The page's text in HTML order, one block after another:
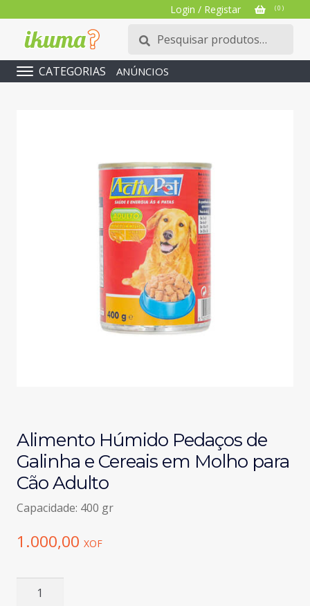
Login / Registar ( 0 )
Pesquisar
por:
Pesquisa
CATEGORIAS ANÚNCIOS
Alimento Húmido Pedaços de
Galinha e Cereais em Molho para
Cão Adulto
Capacidade: 400 gr
1.000,00 XOF
Quantidade